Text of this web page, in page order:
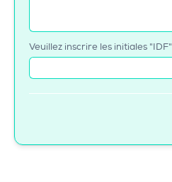
Veuillez inscrire les initiales "IDF"